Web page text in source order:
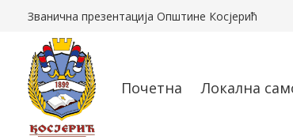
Званична презентација Општине Косјерић
Почетна Локална